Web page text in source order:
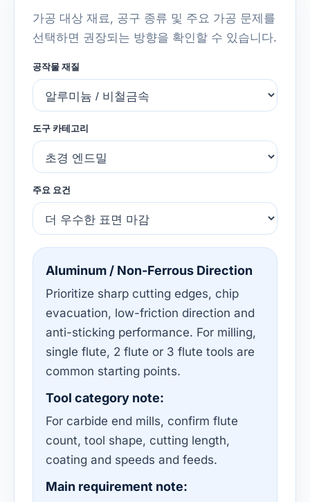
가공 대상 재료, 공구 종류 및 주요 가공 문제를
선택하면 권장되는 방향을 확인할 수 있습니다.
공작물 재질
도구 카테고리
주요 요건
Aluminum / Non-Ferrous Direction
Prioritize sharp cutting edges, chip
evacuation, low-friction direction and
anti-sticking performance. For milling,
single flute, 2 flute or 3 flute tools are
common starting points.
Tool category note:
For carbide end mills, confirm flute
count, tool shape, cutting length,
coating and speeds and feeds.
Main requirement note: